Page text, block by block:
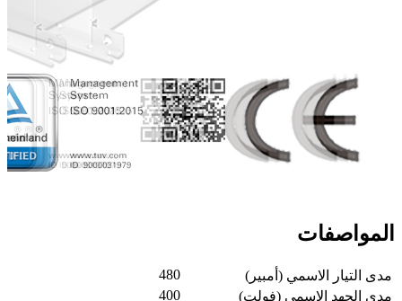
المواصفات
مدى التيار الاسمي (أمبير)
480
مدى الجهد الاسمي (فولت)
400